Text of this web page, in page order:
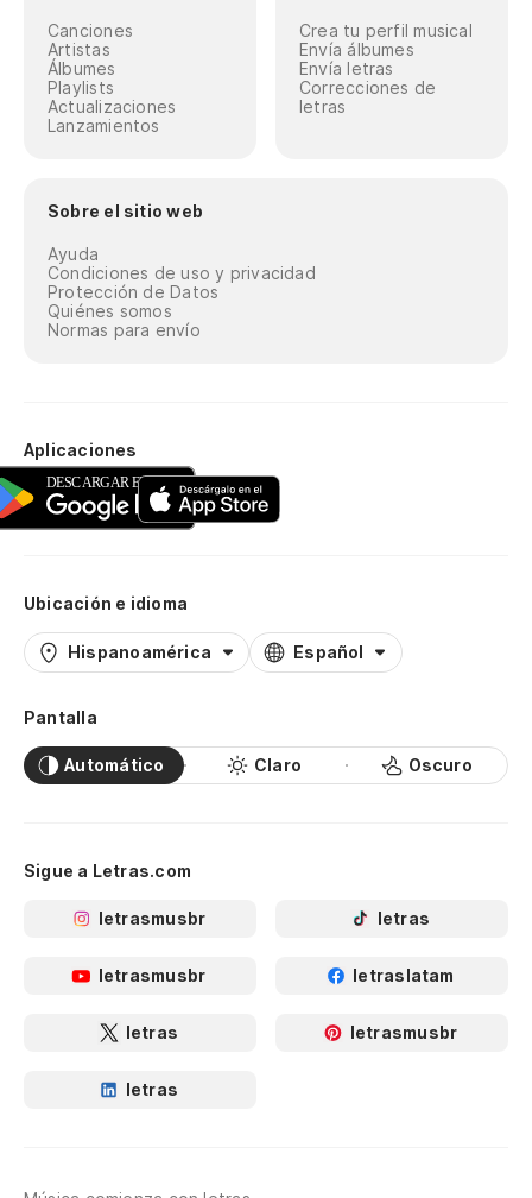
Canciones
Artistas
Álbumes
Playlists
Actualizaciones
Lanzamientos
Crea tu perfil musical
Envía álbumes
Envía letras
Correcciones de
letras
Sobre el sitio web
Ayuda
Condiciones de uso y privacidad
Protección de Datos
Quiénes somos
Normas para envío
Aplicaciones
Ubicación e idioma
Hispanoamérica Español
Pantalla
Automático Claro Oscuro
Sigue a Letras.com
letrasmusbr letras
letrasmusbr letraslatam
letras letrasmusbr
letras